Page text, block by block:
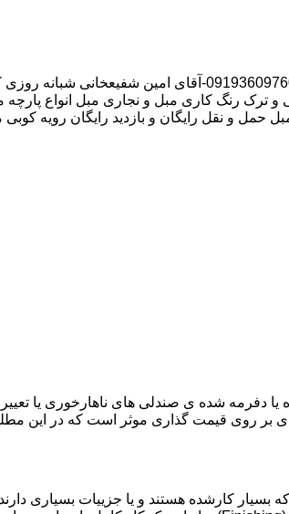
و ترک رنگ کاری مبل و نجاری مبل انواع
حمل و نقل رایگان و بازدید رایگان رویه
دفرمه شده ی صندلی های ناهارخوری یا
بر روی قیمت گذاری موثر است که در این
کارشده هستند و یا جزییات بسیاری